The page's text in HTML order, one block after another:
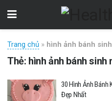
Trang chủ » hình ảnh bánh
Thẻ: hình ảnh bánh sinh
30 Hình Ảnh Bánh
Đẹp Nhất